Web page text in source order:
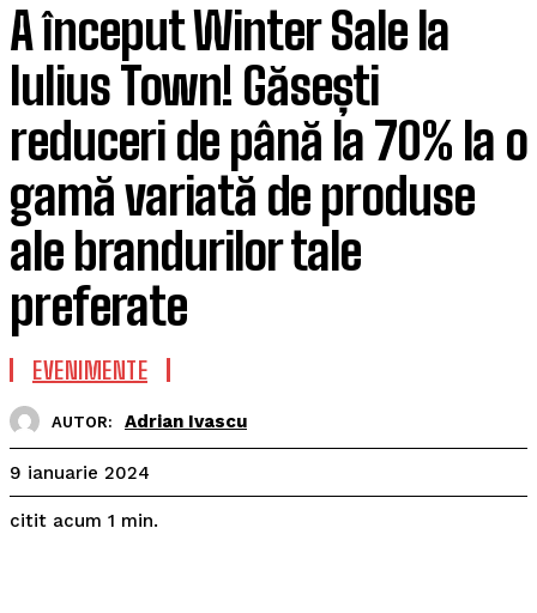
A început Winter Sale la
Iulius Town! Găsești
reduceri de până la 70% la o
gamă variată de produse
ale brandurilor tale
preferate
EVENIMENTE
AUTOR: Adrian Ivascu
9 ianuarie 2024
citit acum 1 min.